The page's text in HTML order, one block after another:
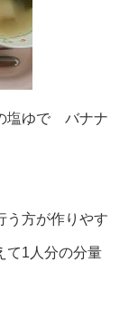
塩ゆで バナナ
う方が作りやす
て1人分の分量